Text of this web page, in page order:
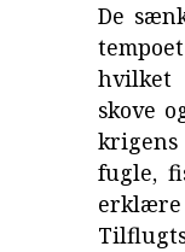
De
hvilket
skove
fugle,